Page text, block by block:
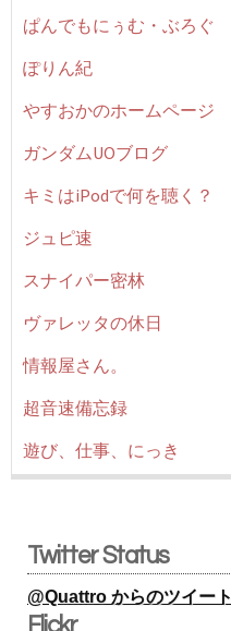
ぱんでもにぅむ・ぶろぐ
ぽりん紀
やすおかのホームページ
ガンダムUOブログ
キミはiPodで何を聴く？
ジュピ速
スナイパー密林
ヴァレッタの休日
情報屋さん。
超音速備忘録
遊び、仕事、にっき
Twitter Status
@Quattro からのツイート